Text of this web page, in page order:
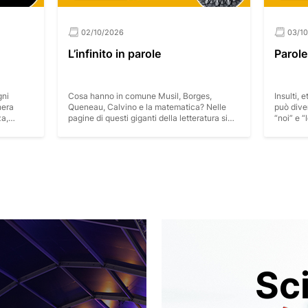
si
03/10/2026
Parole che feriscono
Insulti, etichette, discriminazioni: la parola
può diventare un’arma, costruire muri tra
“noi” e “loro”, disumanizzare intere
05/
Un
Sibylla